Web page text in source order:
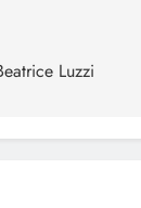
Luzzi